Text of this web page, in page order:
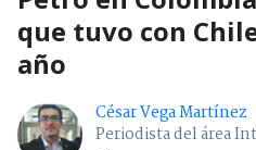
que tuvo con
año
César Vega Martínez
Periodista del área